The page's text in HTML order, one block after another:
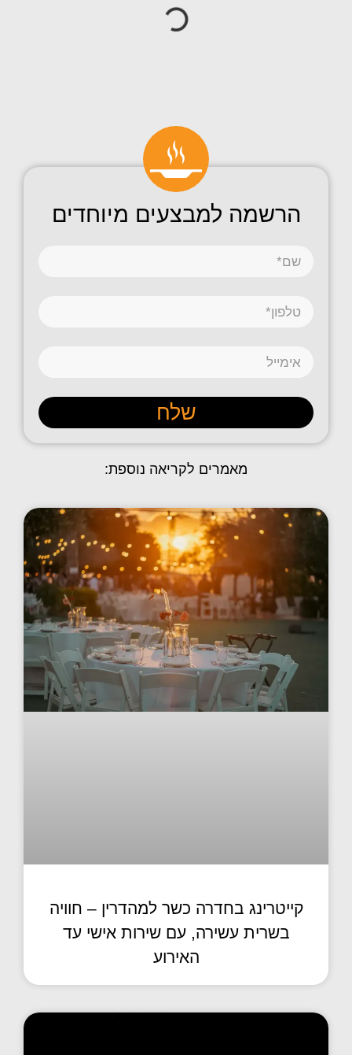
הרשמה למבצעים מיוחדים
שלח
מאמרים לקריאה נוספת:
קייטרינג בחדרה כשר למהדרין – חוויה
בשרית עשירה, עם שירות אישי עד
האירוע